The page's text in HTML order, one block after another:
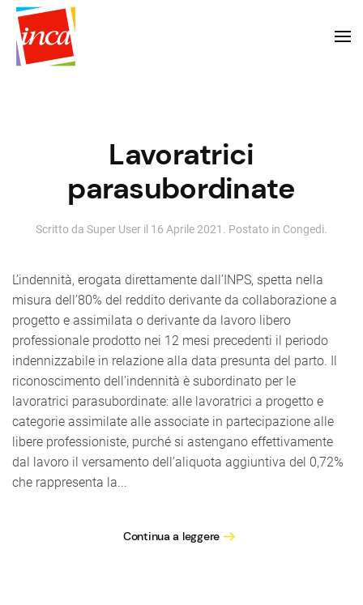
Lavoratrici
parasubordinate
Scritto da Super User il 16 Aprile 2021 . Postato in Congedi.
L’indennità, erogata direttamente dall’INPS, spetta nella
misura dell’80% del reddito derivante da collaborazione a
progetto e assimilata o derivante da lavoro libero
professionale prodotto nei 12 mesi precedenti il periodo
indennizzabile in relazione alla data presunta del parto. Il
riconoscimento dell’indennità è subordinato per le
lavoratrici parasubordinate: alle lavoratrici a progetto e
categorie assimilate alle associate in partecipazione alle
libere professioniste, purché si astengano effettivamente
dal lavoro il versamento dell’aliquota aggiuntiva del 0,72%
che rappresenta la...
Continua a leggere